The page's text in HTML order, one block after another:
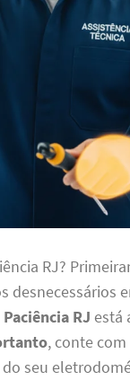
RJ?
desnecessários
RJ está
, conte
seu